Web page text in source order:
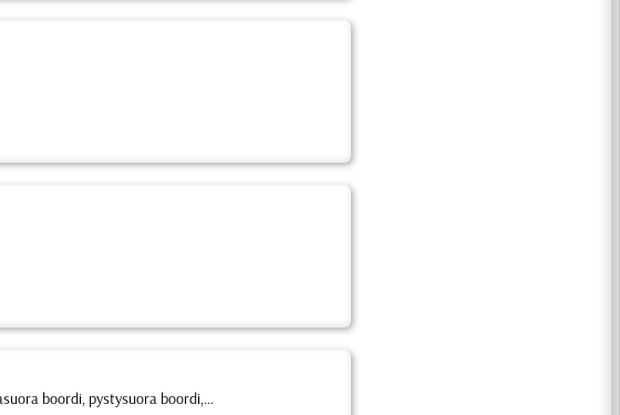
boordi, pystysuora boordi,...